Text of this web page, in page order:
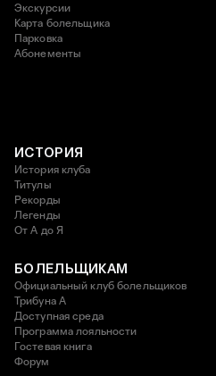
Экскурсии
Карта болельщика
Парковка
Абонементы
ИСТОРИЯ
История клуба
Титулы
Рекорды
Легенды
От А до Я
БОЛЕЛЬЩИКАМ
Официальный клуб болельщиков
Трибуна А
Доступная среда
Программа лояльности
Гостевая книга
Форум